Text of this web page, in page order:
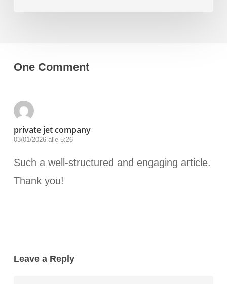
One Comment
private jet company
03/01/2026 alle 5:26
Such a well-structured and engaging article.
Thank you!
Leave a Reply